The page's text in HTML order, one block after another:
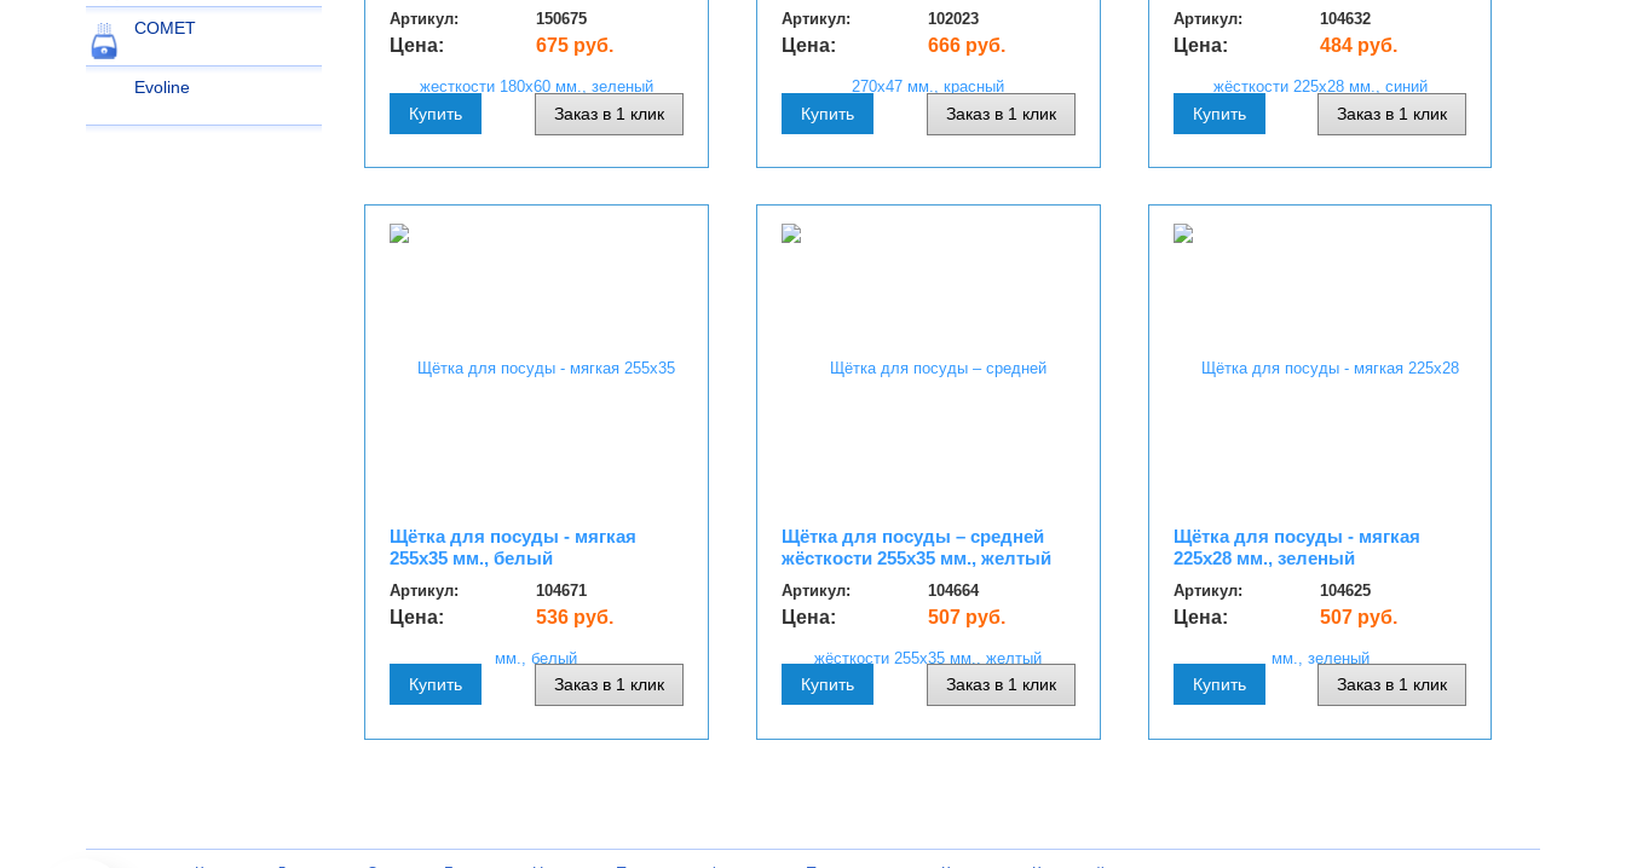
COMET
Evoline
Артикул: 150675
Цена: 675 руб.
Купить Заказ в 1 клик
Артикул: 102023
Цена: 666 руб.
Купить Заказ в 1 клик
Артикул: 104632
Цена: 484 руб.
Купить Заказ в 1 клик
Щётка для посуды - мягкая
255х35 мм., белый
Артикул: 104671
Цена: 536 руб.
Купить Заказ в 1 клик
Щётка для посуды – средней
жёсткости 255х35 мм., желтый
Артикул: 104664
Цена: 507 руб.
Купить Заказ в 1 клик
Щётка для посуды - мягкая
225х28 мм., зеленый
Артикул: 104625
Цена: 507 руб.
Купить Заказ в 1 клик